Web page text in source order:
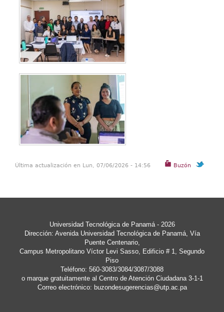
Buzón
Última actualización en Lun, 07/06/2026 - 14:56
Universidad Tecnológica de Panamá - 2026
Dirección: Avenida Universidad Tecnológica de Panamá, Vía
Puente Centenario,
Campus Metropolitano Víctor Levi Sasso, Edificio # 1, Segundo
Piso
Teléfono: 560-3083/3084/3087/3088
o marque gratuitamente al Centro de Atención Ciudadana 3-1-1
Correo electrónico: buzondesugerencias@utp.ac.pa